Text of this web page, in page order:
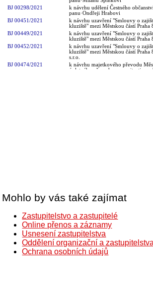
Mohlo by vás také zajímat
Zastupitelstvo a zastupitelé
Online přenos a záznamy
Usnesení zastupitelstva
Oddělení organizační a
Ochrana osobních údajů